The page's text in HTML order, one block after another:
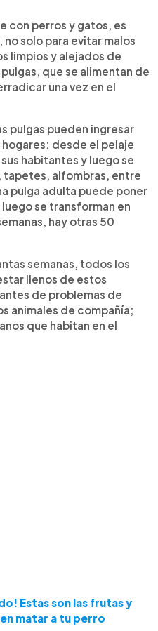
con perros y gatos, es
solo para evitar malos
limpios y alejados de
que se alimentan de
una vez en el
pulgas pueden ingresar
desde el pelaje
habitantes y luego se
tapetes, alfombras, entre
pulga adulta puede poner
se transforman en
hay otras 50
semanas, todos los
llenos de estos
de problemas de
animales de compañía;
que habitan en el
Estas son las frutas y
matar a tu perro